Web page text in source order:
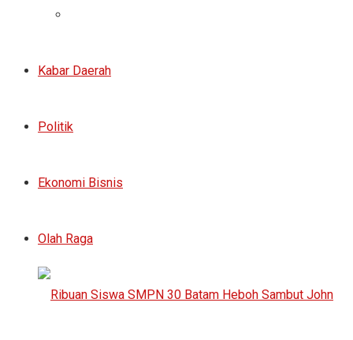
Kabar Daerah
Politik
Ekonomi Bisnis
Olah Raga